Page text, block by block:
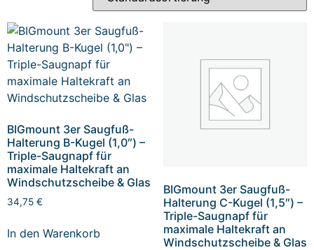
BIGmount 3er Saugfuß-
Halterung B-Kugel (1,0″) –
Triple-Saugnapf für
maximale Haltekraft an
Windschutzscheibe & Glas
34,75 €
In den Warenkorb
BIGmount 3er Saugfuß-
Halterung C-Kugel (1,5″) –
Triple-Saugnapf für
maximale Haltekraft an
Windschutzscheibe & Glas